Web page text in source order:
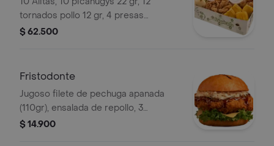
tornados pollo 12 gr, 4 presas
apanadas, 15 croquetas yuca, 5 trozos
$ 62.500
Fristodonte
Jugoso filete de pechuga apanada
(110gr), ensalada de repollo, 3
deliciosos sabores de salsas búfalo
$ 14.900